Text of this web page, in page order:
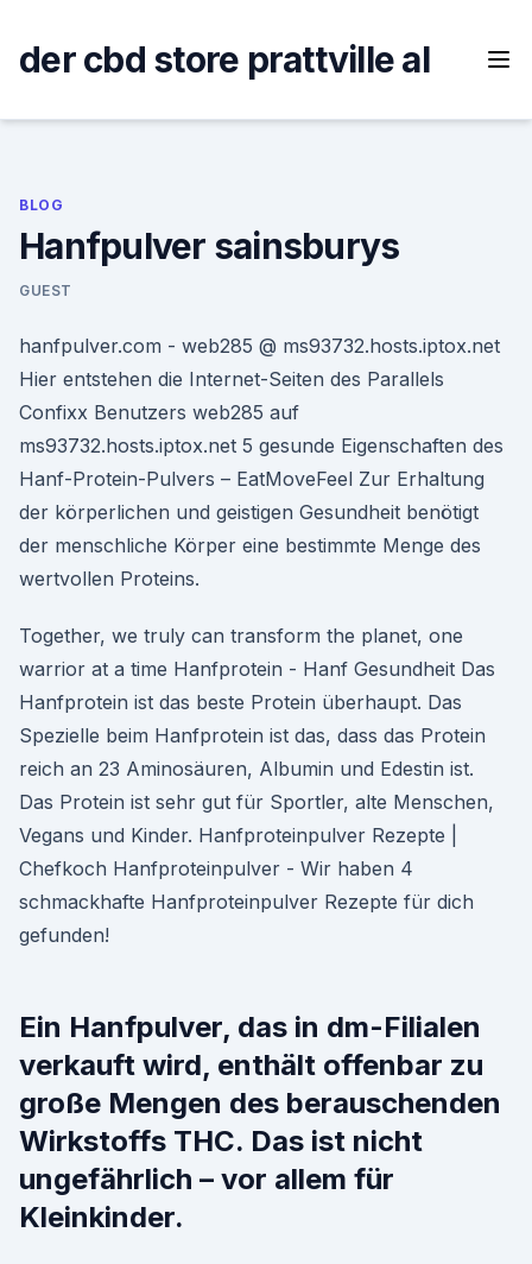
content
der cbd store prattville al
BLOG
Hanfpulver sainsburys
GUEST
hanfpulver.com - web285 @ ms93732.hosts.iptox.net
Hier entstehen die Internet-Seiten des Parallels
Confixx Benutzers web285 auf
ms93732.hosts.iptox.net 5 gesunde Eigenschaften des
Hanf-Protein-Pulvers – EatMoveFeel Zur Erhaltung
der körperlichen und geistigen Gesundheit benötigt
der menschliche Körper eine bestimmte Menge des
wertvollen Proteins.
Together, we truly can transform the planet, one
warrior at a time Hanfprotein - Hanf Gesundheit Das
Hanfprotein ist das beste Protein überhaupt. Das
Spezielle beim Hanfprotein ist das, dass das Protein
reich an 23 Aminosäuren, Albumin und Edestin ist.
Das Protein ist sehr gut für Sportler, alte Menschen,
Vegans und Kinder. Hanfproteinpulver Rezepte |
Chefkoch Hanfproteinpulver - Wir haben 4
schmackhafte Hanfproteinpulver Rezepte für dich
gefunden!
Ein Hanfpulver, das in dm-Filialen
verkauft wird, enthält offenbar zu
große Mengen des berauschenden
Wirkstoffs THC. Das ist nicht
ungefährlich – vor allem für
Kleinkinder.